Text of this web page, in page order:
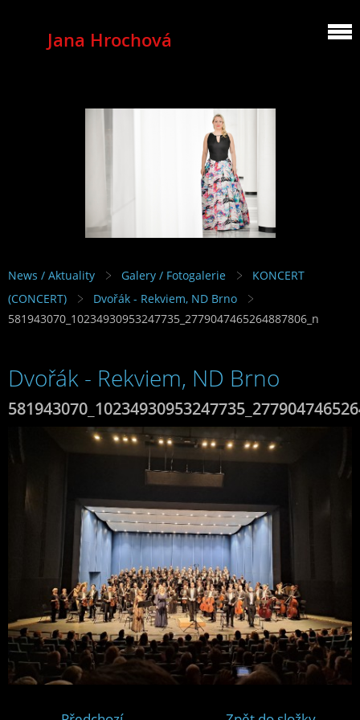
Jana Hrochová
MEZZOSOPRANO
News / Aktuality Galery / Fotogalerie
KONCERT
(CONCERT)
Dvořák - Rekviem, ND Brno
581943070_10234930953247735_2779047465264887806_n
Dvořák - Rekviem, ND Brno